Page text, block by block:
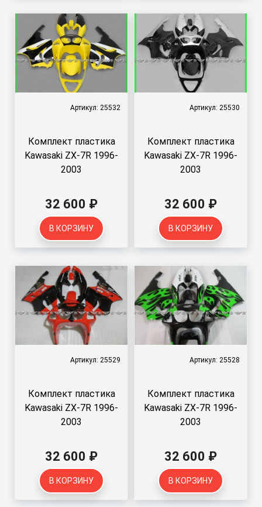
Артикул: 25532
Комплект пластика
Kawasaki ZX-7R 1996-
2003
32 600 ₽
В КОРЗИНУ
Артикул: 25530
Комплект пластика
Kawasaki ZX-7R 1996-
2003
32 600 ₽
В КОРЗИНУ
Артикул: 25529
Комплект пластика
Kawasaki ZX-7R 1996-
2003
32 600 ₽
В КОРЗИНУ
Артикул: 25528
Комплект пластика
Kawasaki ZX-7R 1996-
2003
32 600 ₽
В КОРЗИНУ